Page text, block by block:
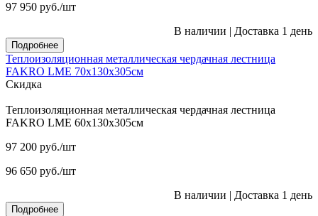
97 950 руб./шт
В наличии | Доставка 1 день
Подробнее
Теплоизоляционная металлическая чердачная лестница
FAKRO LME 70х130х305см
Скидка
Теплоизоляционная металлическая чердачная лестница
FAKRO LME 60х130х305см
97 200 руб./шт
96 650 руб./шт
В наличии | Доставка 1 день
Подробнее